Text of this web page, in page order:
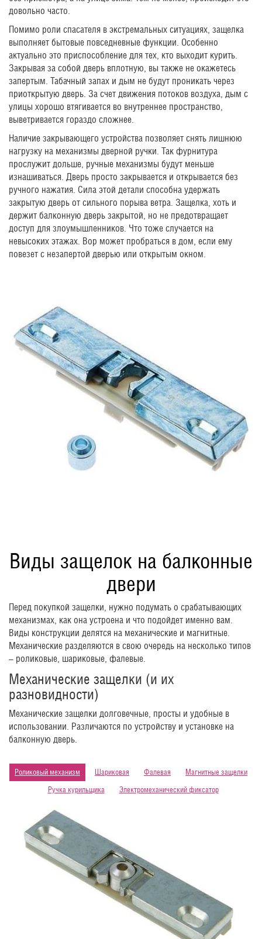
довольно часто.
Помимо роли спасателя в экстремальных ситуациях, защелка
выполняет бытовые повседневные функции. Особенно
актуально это приспособление для тех, кто выходит курить.
Закрывая за собой дверь вплотную, вы также не окажетесь
запертым. Табачный запах и дым не будут проникать через
приоткрытую дверь. За счет движения потоков воздуха, дым с
улицы хорошо втягивается во внутреннее пространство,
выветривается гораздо сложнее.
Наличие закрывающего устройства позволяет снять лишнюю
нагрузку на механизмы дверной ручки. Так фурнитура
прослужит дольше, ручные механизмы будут меньше
изнашиваться. Дверь просто закрывается и открывается без
ручного нажатия. Сила этой детали способна удержать
закрытую дверь от сильного порыва ветра. Защелка, хоть и
держит балконную дверь закрытой, но не предотвращает
доступ для злоумышленников. Что тоже случается на
невысоких этажах. Вор может пробраться в дом, если ему
повезет с незапертой дверью или открытым окном.
Виды защелок на балконные
двери
Перед покупкой защелки, нужно подумать о срабатывающих
механизмах, как она устроена и что подойдет именно вам.
Виды конструкции делятся на механические и магнитные.
Механические разделяются в свою очередь на несколько типов
– роликовые, шариковые, фалевые.
Механические защелки (и их
разновидности)
Механические защелки долговечные, просты и удобные в
использовании. Различаются по устройству и установке на
балконную дверь.
Роликовый механизм Шариковая Фалевая
Магнитные защелки
Ручка курильщика
Электромеханический фиксатор